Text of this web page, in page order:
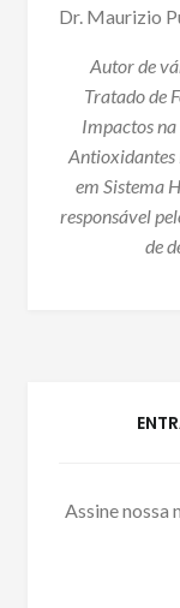
Dr. Maurizio
Autor de
Tratado de
Impactos
Antioxidantes
em Sistema
responsável
de
Assine nossa